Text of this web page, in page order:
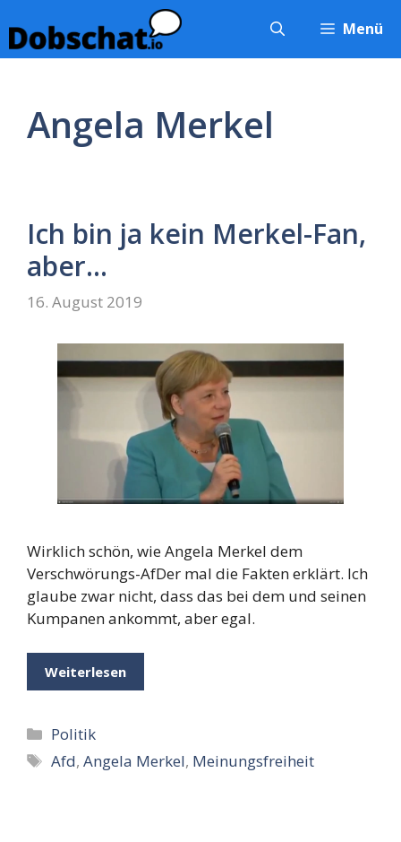
Inhalt
springen
Menü
Angela Merkel
Ich bin ja kein Merkel-Fan,
aber…
16. August 2019
Wirklich schön, wie Angela Merkel dem
Verschwörungs-AfDer mal die Fakten erklärt. Ich
glaube zwar nicht, dass das bei dem und seinen
Kumpanen ankommt, aber egal.
Weiterlesen
Kategorien
Politik
Schlagwörter
Afd,Angela Merkel, Meinungsfreiheit